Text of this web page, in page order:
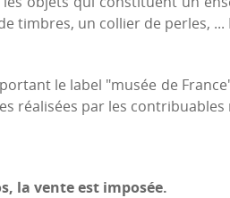
timbres, un collier de perles,
le label "musée de
réalisées par les
la vente est imposée.